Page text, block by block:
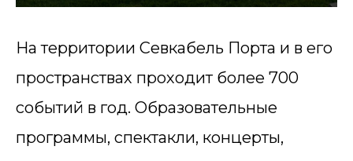
На территории Севкабель Порта и в его
пространствах проходит более 700
событий в год. Образовательные
программы, спектакли, концерты,